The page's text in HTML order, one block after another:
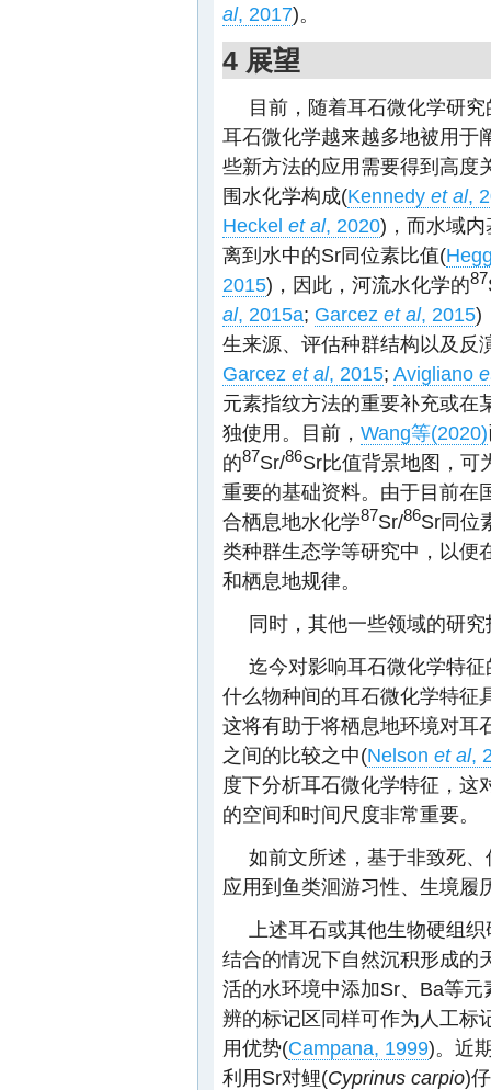
al, 2017)。
4 展望
目前，随着耳石微化学研
耳石微化学越来越多地被用于
些新方法的应用需要得到高度
围水化学构成(Kennedy et al,
Heckel et al, 2020)，而水域
离到水中的Sr同位素比值(
2015)，因此，河流水化学的87
al, 2015a; Garcez et al, 2015)
生来源、评估种群结构以及反
Garcez et al, 2015; Avigliano
元素指纹方法的重要补充或在
独使用。目前， Wang等(2020)
的87Sr/86Sr比值背景地图，可
重要的基础资料。由于目前在
合栖息地水化学87Sr/86Sr同位
类种群生态学等研究中，以便
和栖息地规律。
同时，其他一些领域的研
迄今对影响耳石微化学特
什么物种间的耳石微化学特征
这将有助于将栖息地环境对耳
之间的比较之中(Nelson et al,
度下分析耳石微化学特征，这
的空间和时间尺度非常重要。
如前文所述，基于非致死
应用到鱼类洄游习性、生境履
上述耳石或其他生物硬组
结合的情况下自然沉积形成的
活的水环境中添加Sr、Ba等
辨的标记区同样可作为人工标
用优势(Campana, 1999)。近
利用Sr对鲤(Cyprinus carpio)